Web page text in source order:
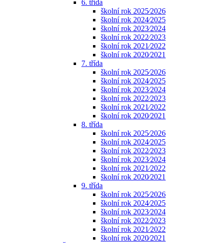
6. třída
školní rok 2025⁄2026
školní rok 2024⁄2025
školní rok 2023⁄2024
školní rok 2022⁄2023
školní rok 2021⁄2022
školní rok 2020⁄2021
7. třída
školní rok 2025⁄2026
školní rok 2024⁄2025
školní rok 2023⁄2024
školní rok 2022⁄2023
školní rok 2021⁄2022
školní rok 2020⁄2021
8. třída
školní rok 2025⁄2026
školní rok 2024⁄2025
školní rok 2022⁄2023
školní rok 2023⁄2024
školní rok 2021⁄2022
školní rok 2020⁄2021
9. třída
školní rok 2025⁄2026
školní rok 2024⁄2025
školní rok 2023⁄2024
školní rok 2022⁄2023
školní rok 2021⁄2022
školní rok 2020⁄2021